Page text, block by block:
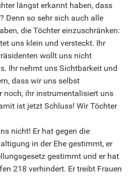
längst erkannt haben, dass
Denn so sehr sich auch alle
die Töchter einzuschränken:
uns klein und versteckt. Ihr
wollt uns nicht
Ihr nehmt uns Sichtbarkeit und
dass wir uns selbst
noch, ihr instrumentalisiert uns
ist jetzt Schluss! Wir Töchter
nicht! Er hat gegen die
in der Ehe gestimmt, er
gestimmt und er hat
218 verhindert. Er treibt Frauen